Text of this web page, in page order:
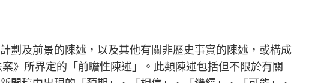
劃及前景的陳述，以及其他有關非歷史事實的陳述，或構成
》所界定的「前瞻性陳述」。此類陳述包括但不限於有關